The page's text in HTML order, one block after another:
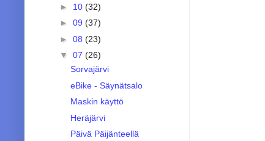
► 10 (32)
► 09 (37)
► 08 (23)
▼ 07 (26)
Sorvajärvi
eBike - Säynätsalo
Maskin käyttö
Heräjärvi
Päivä Päijänteellä